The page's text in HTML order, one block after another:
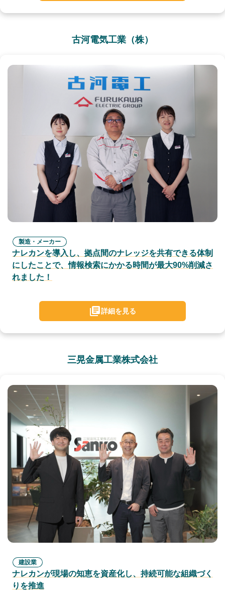
古河電気工業（株）
製造・メーカー
ナレカンを導入し、拠点間のナレッジを共有できる体制
にしたことで、情報検索にかかる時間が最大90%削減さ
れました！
詳細を見る
三晃金属工業株式会社
建設業
ナレカンが現場の知恵を資産化し、持続可能な組織づく
りを推進